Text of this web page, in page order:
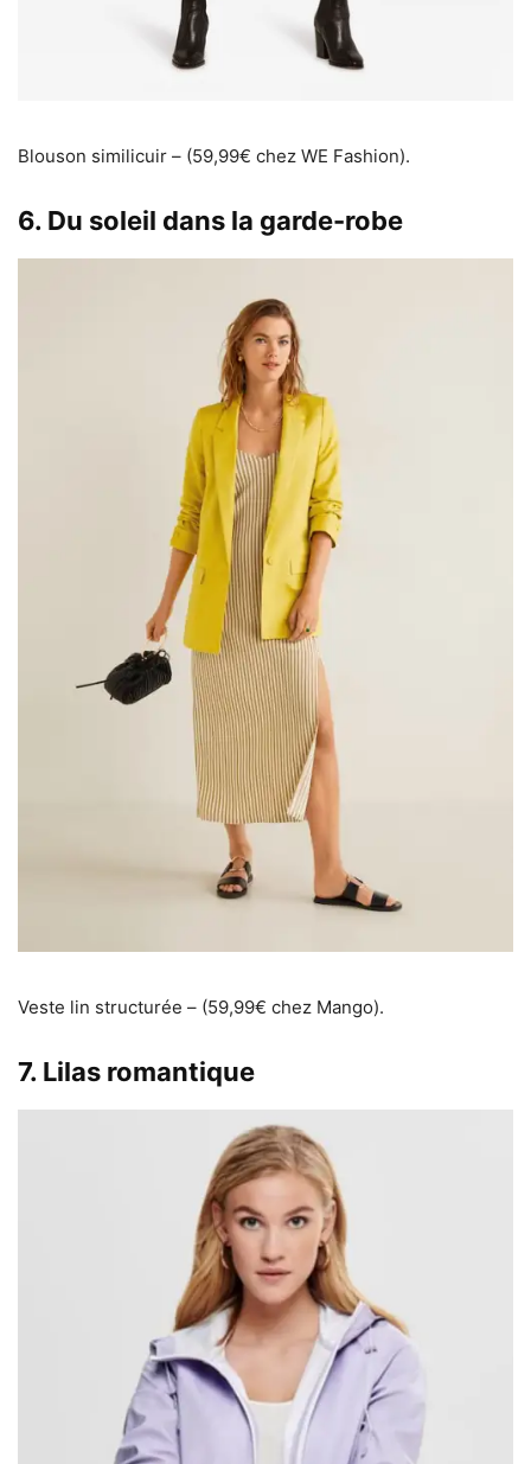
Blouson similicuir – (59,99€ chez WE Fashion).
6. Du soleil dans la garde-robe
Veste lin structurée – (59,99€ chez Mango).
7. Lilas romantique